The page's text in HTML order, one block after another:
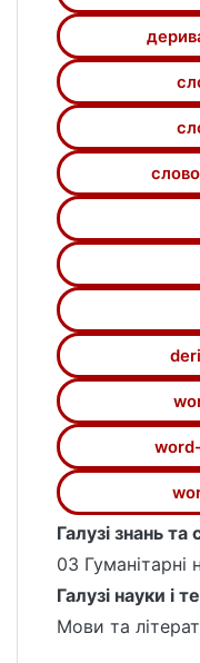
ад’єктиви із
похідною
поезії Катулла
першого типу.
Галузі знань та
03 Гуманітарні
Галузі науки і
Мови та